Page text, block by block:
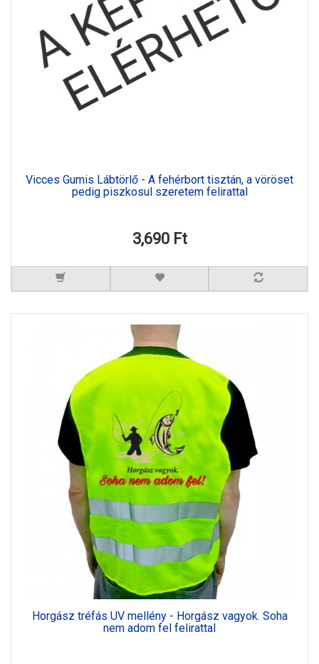
Vicces Gumis Lábtörlő - A fehérbort tisztán, a vöröset
pedig piszkosul szeretem felirattal
3,690 Ft
Horgász tréfás UV mellény - Horgász vagyok. Soha
nem adom fel felirattal